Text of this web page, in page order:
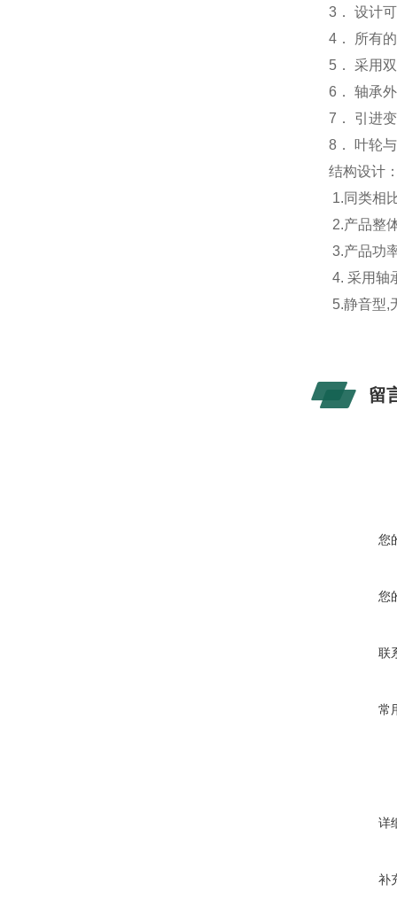
3． 设计
4． 所有
5． 采用
6． 轴承
7． 引进
8． 叶轮
结构设计
1.同类相
2.产品整
3.产品功
4. 采用轴
5.静音型,
留
您
您
联
常
详
补